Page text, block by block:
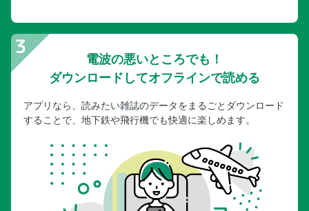
電波の悪いところでも！
ダウンロードしてオフラインで読める
アプリなら、読みたい雑誌のデータをまるごとダウンロード
することで、地下鉄や飛行機でも快適に楽しめます。